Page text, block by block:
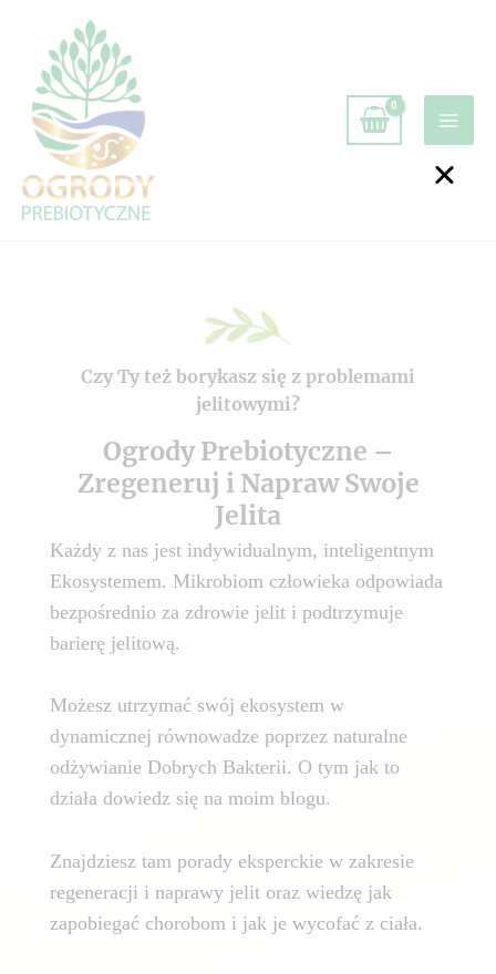
Czy Ty też borykasz się z problemami
jelitowymi?
Ogrody Prebiotyczne –
Zregeneruj i Napraw Swoje
Jelita
Każdy z nas jest indywidualnym, inteligentnym
Ekosystemem. Mikrobiom człowieka odpowiada
bezpośrednio za zdrowie jelit i podtrzymuje
barierę jelitową.
Możesz utrzymać swój ekosystem w
dynamicznej równowadze poprzez naturalne
odżywianie Dobrych Bakterii. O tym jak to
działa dowiedz się na moim blogu.
Znajdziesz tam porady eksperckie w zakresie
regeneracji i naprawy jelit oraz wiedzę jak
zapobiegać chorobom i jak je wycofać z ciała.